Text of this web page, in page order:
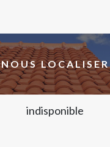
NOUS LOCALISER
indisponible